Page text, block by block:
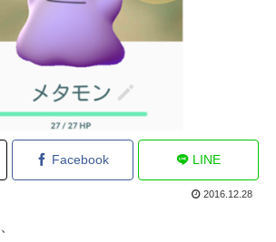
Facebook LINE
2016.12.28